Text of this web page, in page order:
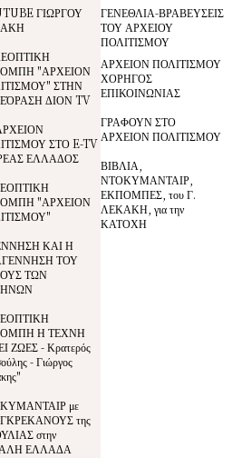
ΓΙΩΡΓΟΥ
"ΑΡΧΕΙΟΝ
ΣΤΗΝ
ΔΙΟΝ TV
ΣΤΟ E-TV
ΕΛΛΑΔΟΣ
"ΑΡΧΕΙΟΝ
ΚΑΙ Η
ΤΟΥ
ΤΩΝ
Η ΤΕΧΝΗ
ΖΩΕΣ - Κρατερός
- Γιώργος
με
ΓΚΡΕΚΑΝΟΥΣ της
στην
ΕΛΛΑΔΑ
ΓΕΝΕΘΛΙΑ-ΒΡΑΒΕΥΣΕΙΣ
ΤΟΥ ΑΡΧΕΙΟΥ
ΠΟΛΙΤΙΣΜΟΥ
ΑΡΧΕΙΟΝ ΠΟΛΙΤΙΣΜΟΥ
ΧΟΡΗΓΟΣ
ΕΠΙΚΟΙΝΩΝΙΑΣ
ΓΡΑΦΟΥΝ ΣΤΟ
ΑΡΧΕΙΟΝ ΠΟΛΙΤΙΣΜΟΥ
ΒΙΒΛΙΑ,
ΝΤΟΚΥΜΑΝΤΑΙΡ,
ΕΚΠΟΜΠΕΣ, του Γ.
ΛΕΚΑΚΗ, για την
ΚΑΤΟΧΗ